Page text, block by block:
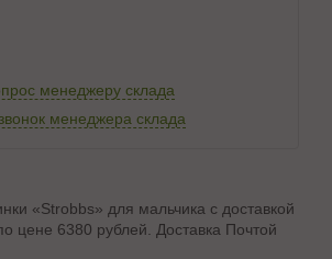
менеджеру склада
менеджера склада
«Strobbs» для мальчика с доставкой
цене 6380 рублей. Доставка Почтой